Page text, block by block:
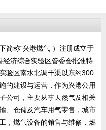
简称“兴港燃气”）注册成立于
济综合实验区管委会批准特
验区南水北调干渠以东约300
的建设与运营，作为兴港公用
公司，主要从事天然气及相关
、仓储及汽车用气零售，城市
，燃气设备的销售与维修，燃